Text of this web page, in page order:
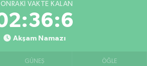
VAKTE KALAN
Akşam Namazı
GÜNEŞ ÖĞLE